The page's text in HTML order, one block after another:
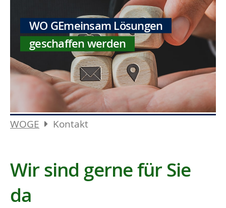
WO GEmeinsam Lösungen
geschaffen werden
WOGE Kontakt
Wir sind gerne für Sie
da